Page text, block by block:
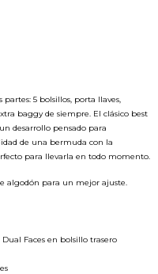
5 bolsillos, porta llaves,
baggy de siempre. El clásico best
desarrollo pensado para
de una bermuda con la
para llevarla en todo momento.
algodón para un mejor ajuste.
Faces en bolsillo trasero